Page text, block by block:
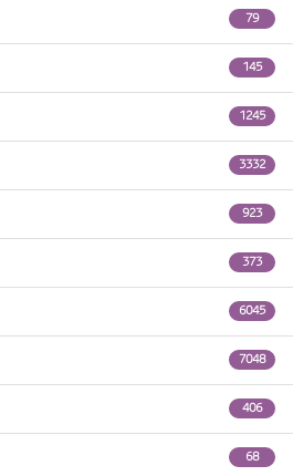
79
145
1245
3332
923
373
6045
7048
406
68